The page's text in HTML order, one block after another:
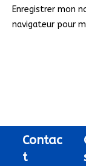
Enregistrer mon
navigateur pour
Contac
t